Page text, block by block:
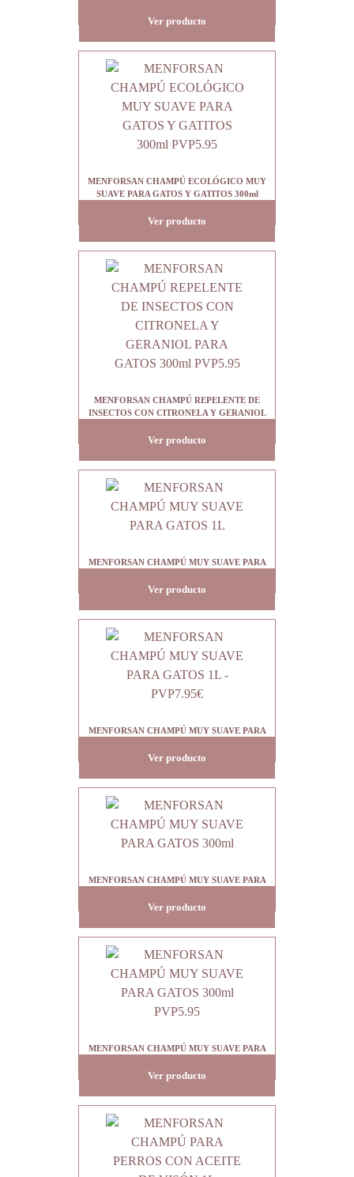
Ver producto
MENFORSAN CHAMPÚ ECOLÓGICO MUY
SUAVE PARA GATOS Y GATITOS 300ml
Ver producto
MENFORSAN CHAMPÚ REPELENTE DE
INSECTOS CON CITRONELA Y GERANIOL
Ver producto
MENFORSAN CHAMPÚ MUY SUAVE PARA
Ver producto
MENFORSAN CHAMPÚ MUY SUAVE PARA
Ver producto
MENFORSAN CHAMPÚ MUY SUAVE PARA
Ver producto
MENFORSAN CHAMPÚ MUY SUAVE PARA
Ver producto